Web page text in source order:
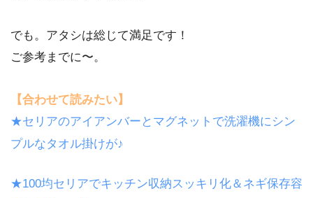
でも。アタシは総じて満足です！
ご参考までに〜。
【合わせて読みたい】
★セリアのアイアンバーとマグネットで洗濯機にシン
プルなタオル掛けが♪
★100均セリアでキッチン収納スッキリ化＆ネギ保存容